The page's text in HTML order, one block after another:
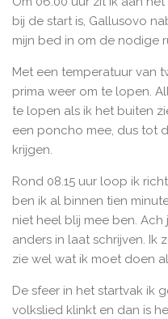
bij de start is, Gallusovo
mijn bed in om de nodige
Met een temperatuur van
prima weer om te lopen.
te lopen als ik het buiten
een poncho mee, dus tot
krijgen.
Rond 08.15 uur loop ik
ben ik al binnen tien
niet heel blij mee ben.
anders in laat schrijven. Ik
zie wel wat ik moet doen
De sfeer in het startvak ik
volkslied klinkt en dan is